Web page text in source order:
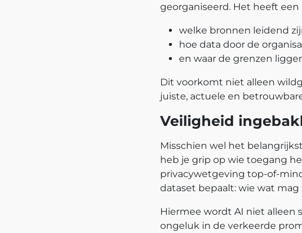
georganiseerd. Het heeft
welke bronnen leidend
hoe data door de
en waar de grenzen
Dit voorkomt niet alleen
juiste, actuele en
Veiligheid
Misschien wel het
heb je grip op wie toegang
privacywetgeving top-of-
dataset bepaalt: wie wat
Hiermee wordt AI niet alleen
ongeluk in de verkeerde